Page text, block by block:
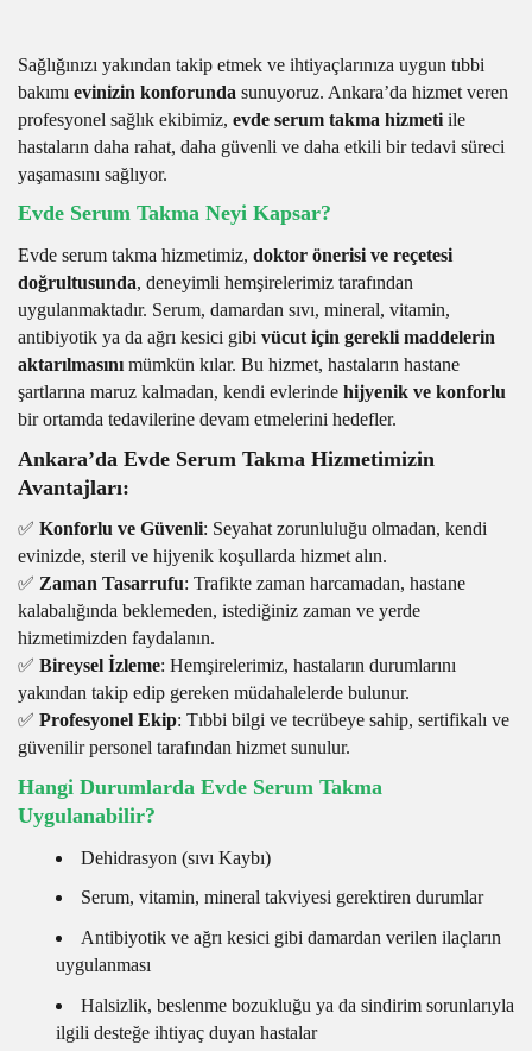
Sağlığınızı yakından takip etmek ve ihtiyaçlarınıza uygun tıbbi
bakımı evinizin konforunda sunuyoruz. Ankara’da hizmet veren
profesyonel sağlık ekibimiz, evde serum takma hizmeti ile
hastaların daha rahat, daha güvenli ve daha etkili bir tedavi süreci
yaşamasını sağlıyor.
Evde Serum Takma Neyi Kapsar?
Evde serum takma hizmetimiz, doktor önerisi ve reçetesi
doğrultusunda, deneyimli hemşirelerimiz tarafından
uygulanmaktadır. Serum, damardan sıvı, mineral, vitamin,
antibiyotik ya da ağrı kesici gibi vücut için gerekli maddelerin
aktarılmasını mümkün kılar. Bu hizmet, hastaların hastane
şartlarına maruz kalmadan, kendi evlerinde hijyenik ve konforlu
bir ortamda tedavilerine devam etmelerini hedefler.
Ankara’da Evde Serum Takma Hizmetimizin
Avantajları:
✅ Konforlu ve Güvenli: Seyahat zorunluluğu olmadan, kendi
evinizde, steril ve hijyenik koşullarda hizmet alın.
✅ Zaman Tasarrufu: Trafikte zaman harcamadan, hastane
kalabalığında beklemeden, istediğiniz zaman ve yerde
hizmetimizden faydalanın.
✅ Bireysel İzleme: Hemşirelerimiz, hastaların durumlarını
yakından takip edip gereken müdahalelerde bulunur.
✅ Profesyonel Ekip: Tıbbi bilgi ve tecrübeye sahip, sertifikalı ve
güvenilir personel tarafından hizmet sunulur.
Hangi Durumlarda Evde Serum Takma
Uygulanabilir?
Dehidrasyon (sıvı Kaybı)
Serum, vitamin, mineral takviyesi gerektiren durumlar
Antibiyotik ve ağrı kesici gibi damardan verilen ilaçların
uygulanması
Halsizlik, beslenme bozukluğu ya da sindirim sorunlarıyla
ilgili desteğe ihtiyaç duyan hastalar